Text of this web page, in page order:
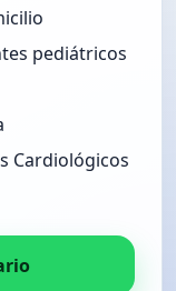
pediátricos
Cardiológicos